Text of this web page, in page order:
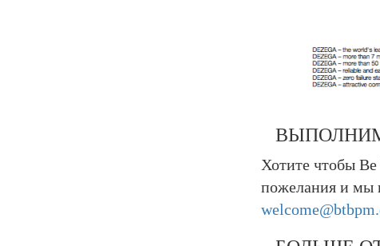
Хотите чтобы
пожелания и мы